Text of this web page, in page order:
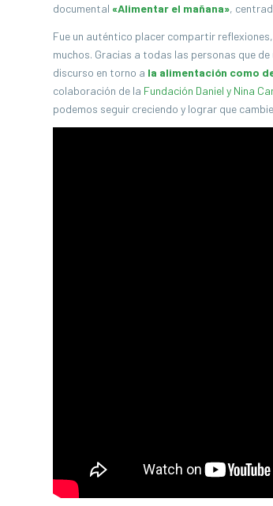
documental «Alimentar el mañana»,
Fue un auténtico placer compartir
muchos. Gracias a todas las personas que
discurso en torno a la alimentación como
colaboración de la Fundación Daniel y Nina
podemos seguir creciendo y lograr que